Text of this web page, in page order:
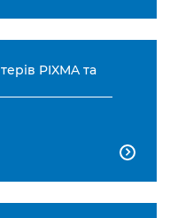
PIXMA та
